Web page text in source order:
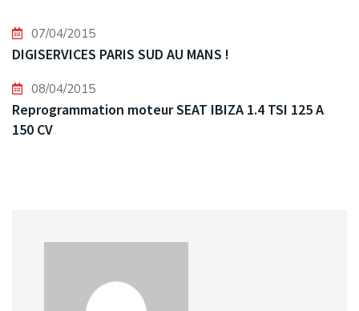
07/04/2015
DIGISERVICES PARIS SUD AU MANS !
08/04/2015
Reprogrammation moteur SEAT IBIZA 1.4 TSI 125 A
150 CV